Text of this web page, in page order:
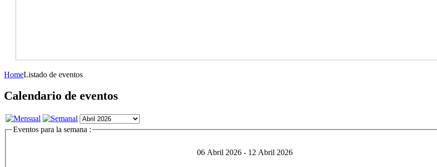
HomeListado de eventos
Calendario de eventos
Eventos para la semana :
06 Abril 2026 - 12 Abril 2026